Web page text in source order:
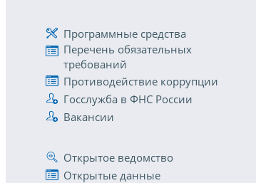
Программные средства
Перечень обязательных
требований
Противодействие коррупции
Госслужба в ФНС России
Вакансии
Открытое ведомство
Открытые данные